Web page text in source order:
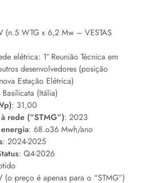
(n.5 WTG x 6,2 Mw – VESTAS
elétrica: 1ª Reunião Técnica em
desenvolvedores (posição
Estação Elétrica)
(Itália)
: 31,00
rede (“STMG”): 2023
: 68.o36 Mwh/ano
: 2024-2025
: Q4-2026
preço é apenas para o “STMG”)